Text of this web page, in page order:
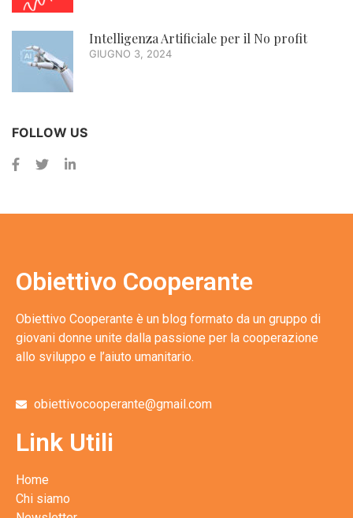
Intelligenza Artificiale per il No profit
GIUGNO 3, 2024
FOLLOW US
Obiettivo Cooperante
Obiettivo Cooperante è un blog formato da un gruppo di
giovani donne unite dalla passione per la cooperazione
allo sviluppo e l’aiuto umanitario.
obiettivocooperante@gmail.com
Link Utili
Home
Chi siamo